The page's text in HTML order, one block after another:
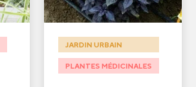
JARDIN URBAIN
PLANTES MÉDICINALES